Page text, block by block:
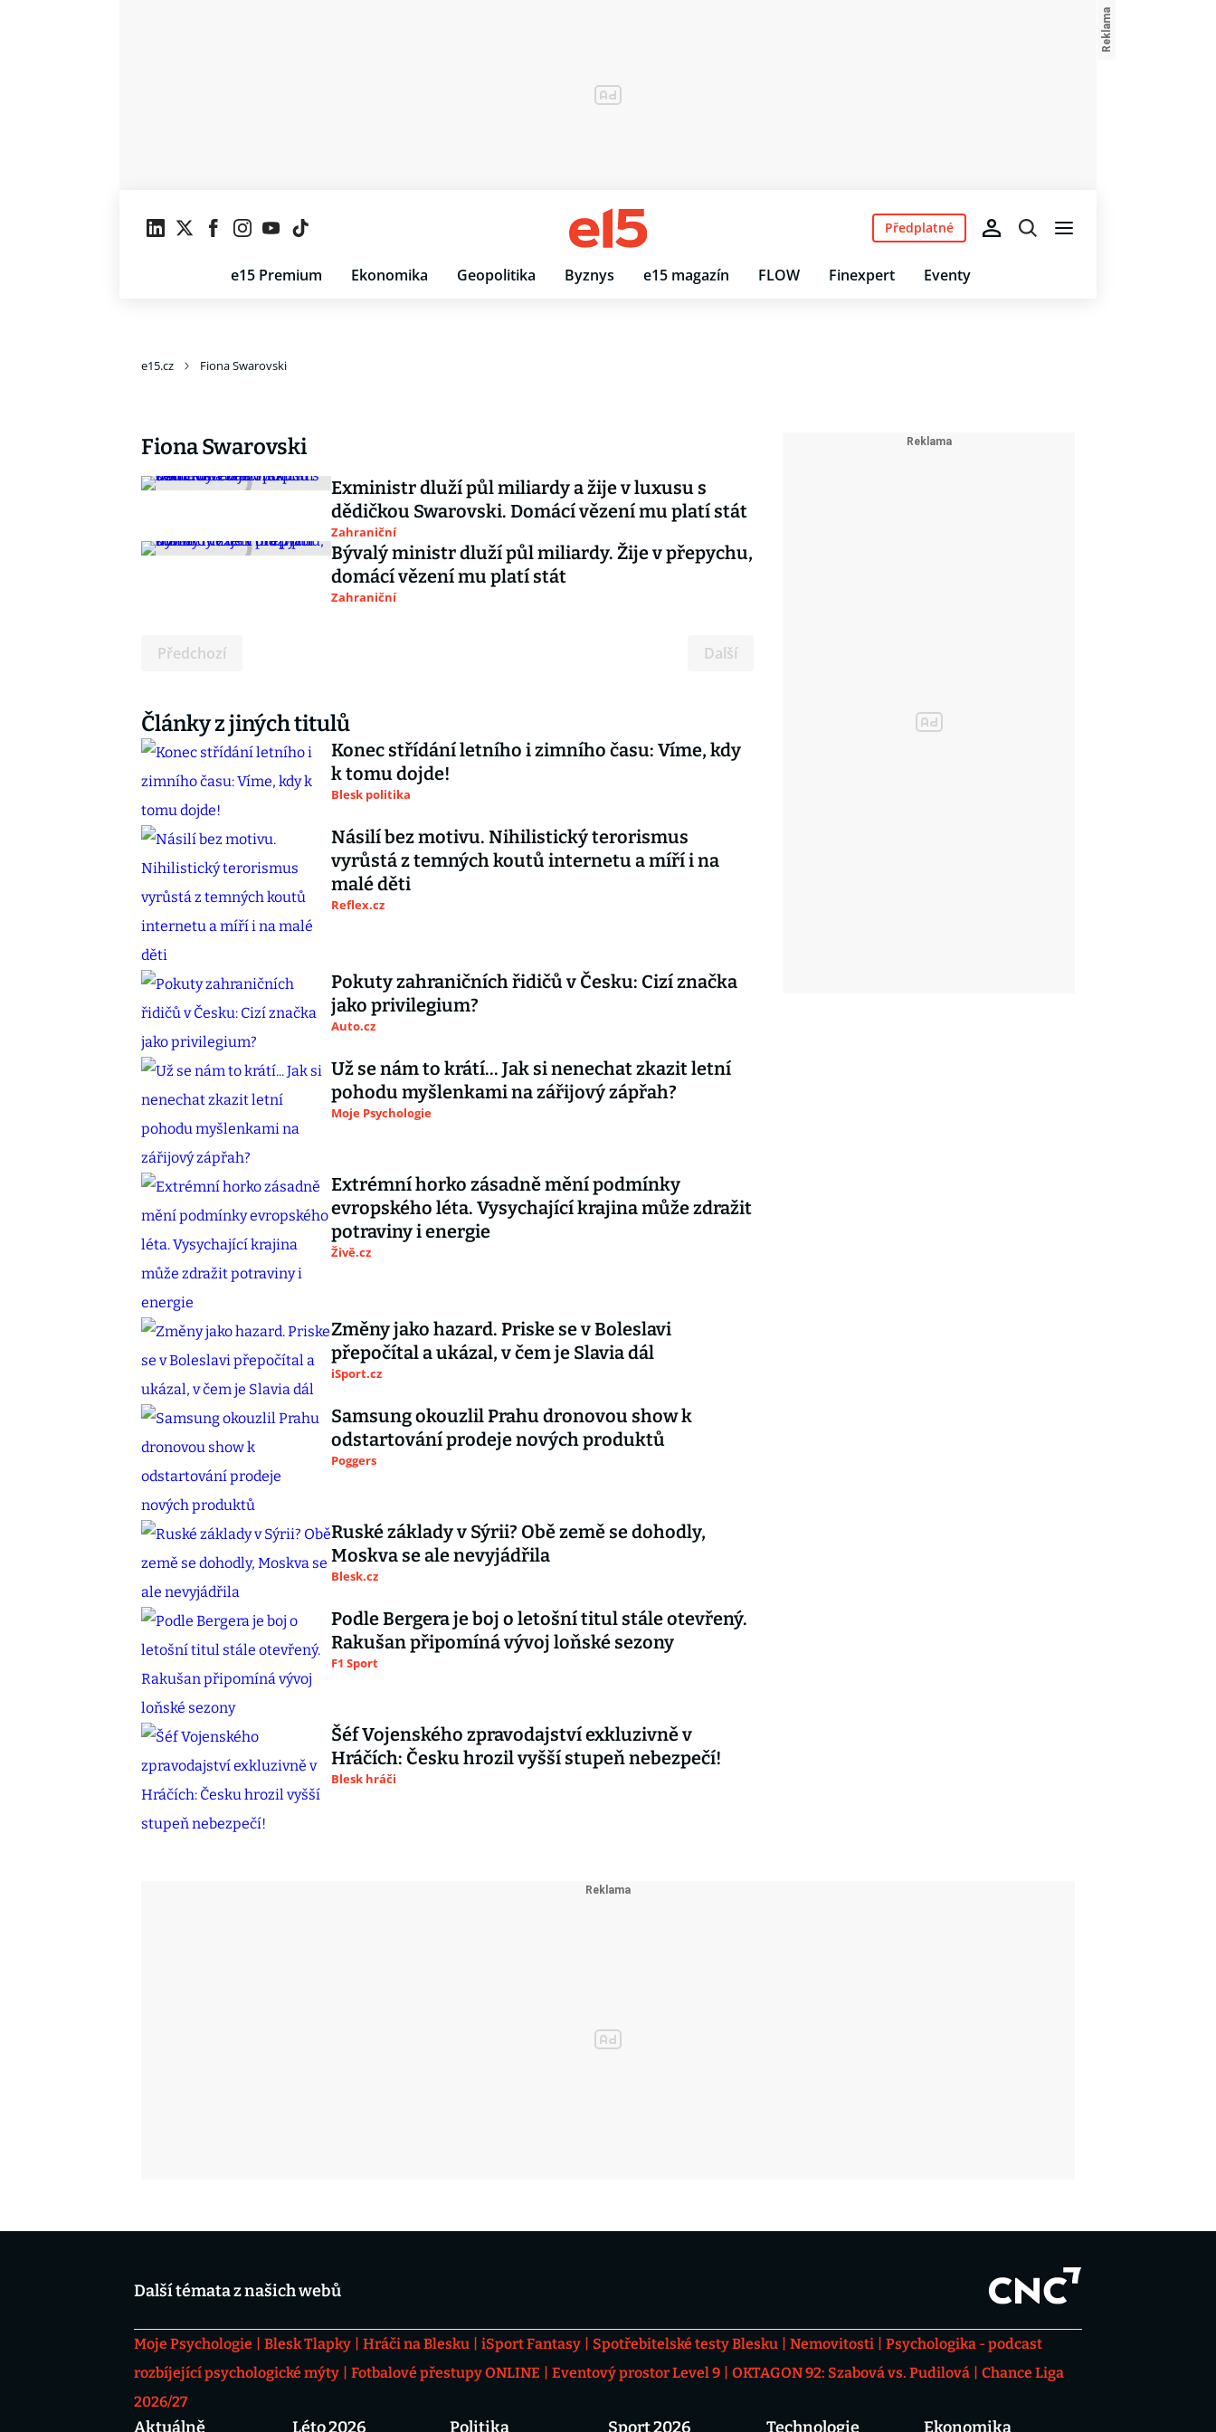
e15 Premium Ekonomika Geopolitika Byznys e15 magazín FLOW Finexpert Eventy
Předplatné
e15.cz Fiona Swarovski
Fiona Swarovski
Exministr dluží půl miliardy a žije v luxusu s
dědičkou Swarovski. Domácí vězení mu platí stát
Zahraniční
Bývalý ministr dluží půl miliardy. Žije v přepychu,
domácí vězení mu platí stát
Zahraniční
Předchozí Další
Články z jiných titulů
Konec střídání letního i zimního času: Víme, kdy
k tomu dojde!
Blesk politika
Násilí bez motivu. Nihilistický terorismus
vyrůstá z temných koutů internetu a míří i na
malé děti
Reflex.cz
Pokuty zahraničních řidičů v Česku: Cizí značka
jako privilegium?
Auto.cz
Už se nám to krátí... Jak si nenechat zkazit letní
pohodu myšlenkami na zářijový zápřah?
Moje Psychologie
Extrémní horko zásadně mění podmínky
evropského léta. Vysychající krajina může zdražit
potraviny i energie
Živě.cz
Změny jako hazard. Priske se v Boleslavi
přepočítal a ukázal, v čem je Slavia dál
iSport.cz
Samsung okouzlil Prahu dronovou show k
odstartování prodeje nových produktů
Poggers
Ruské základy v Sýrii? Obě země se dohodly,
Moskva se ale nevyjádřila
Blesk.cz
Podle Bergera je boj o letošní titul stále otevřený.
Rakušan připomíná vývoj loňské sezony
F1 Sport
Šéf Vojenského zpravodajství exkluzivně v
Hráčích: Česku hrozil vyšší stupeň nebezpečí!
Blesk hráči
Další témata z našich webů
Moje Psychologie Blesk Tlapky Hráči na Blesku iSport Fantasy Spotřebitelské testy Blesku Nemovitosti
Psychologika - podcast
rozbíjející psychologické mýty
Fotbalové přestupy ONLINE Eventový prostor Level 9 OKTAGON 92: Szabová vs. Pudilová
Chance Liga
2026/27
Aktuálně Léto 2026 Politika Sport 2026 Technologie Ekonomika